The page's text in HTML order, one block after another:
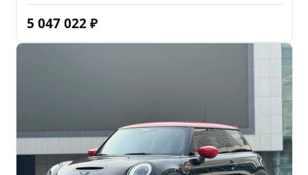
5 047 022 ₽